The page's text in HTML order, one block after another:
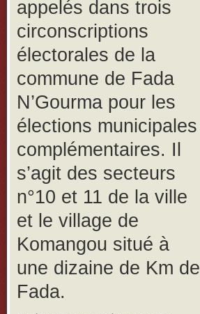
appelés dans trois
circonscriptions
électorales de la
commune de Fada
N’Gourma pour les
élections municipales
complémentaires. Il
s’agit des secteurs
n°10 et 11 de la ville
et le village de
Komangou situé à
une dizaine de Km de
Fada.